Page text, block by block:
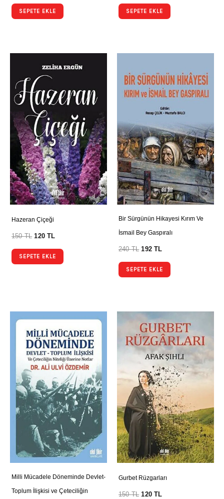
SEPETE EKLE SEPETE EKLE
Hazeran Çiçeği
150TL 120TL
SEPETE EKLE
Bir Sürgünün Hikayesi Kırım Ve
İsmail Bey Gaspıralı
240TL 192TL
SEPETE EKLE
Milli Mücadele Döneminde Devlet-
Toplum İlişkisi ve Çeteciliğin
Gurbet Rüzgarları
150TL 120TL